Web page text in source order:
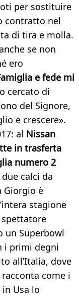
per sostituire
contratto nel
di tira e molla.
se non
ero
e fede mi
cercato di
del Signore,
e crescere».
al Nissan
in trasferta
numero 2
due calci da
Giorgio è
stagione
un Superbowl
i primi degni
all’Italia, dove
come i
Usa lo